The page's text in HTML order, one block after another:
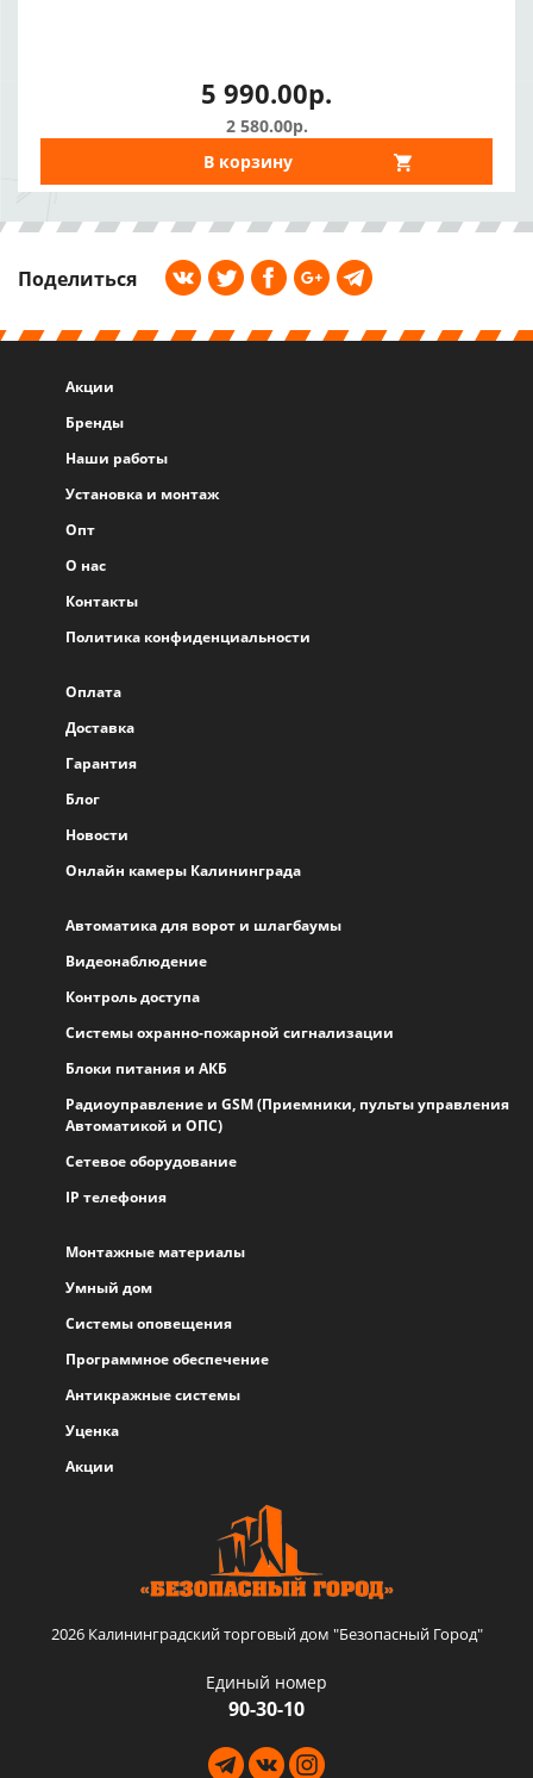
5 990.00р.
2 580.00р.
В корзину
Поделиться
Акции
Бренды
Наши работы
Установка и монтаж
Опт
О нас
Контакты
Политика конфиденциальности
Оплата
Доставка
Гарантия
Блог
Новости
Онлайн камеры Калининграда
Автоматика для ворот и шлагбаумы
Видеонаблюдение
Контроль доступа
Системы охранно-пожарной сигнализации
Блоки питания и АКБ
Радиоуправление и GSM (Приемники, пульты управления
Автоматикой и ОПС)
Сетевое оборудование
IP телефония
Монтажные материалы
Умный дом
Системы оповещения
Программное обеспечение
Антикражные системы
Уценка
Акции
2026 Калининградский торговый дом "Безопасный Город"
Единый номер
90-30-10